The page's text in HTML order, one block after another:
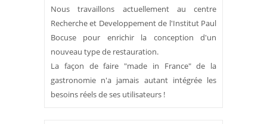
Nous travaillons actuellement au centre
Recherche et Developpement de l'Institut Paul
Bocuse pour enrichir la conception d'un
nouveau type de restauration.
La façon de faire "made in France" de la
gastronomie n'a jamais autant intégrée les
besoins réels de ses utilisateurs !